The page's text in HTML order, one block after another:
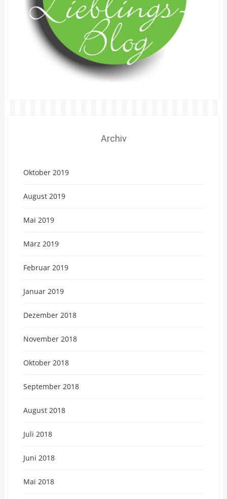
Archiv
Oktober 2019
August 2019
Mai 2019
März 2019
Februar 2019
Januar 2019
Dezember 2018
November 2018
Oktober 2018
September 2018
August 2018
Juli 2018
Juni 2018
Mai 2018